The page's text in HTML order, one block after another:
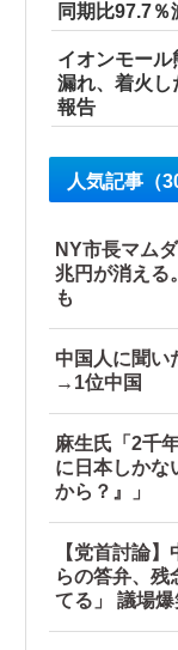
ト陰謀妄想漫画
同期比97.7
イオンモー
漏れ、着火し
報告
人気記事（
NY市長マム
兆円が消える
も
中国人に聞
→1位中国
麻生氏「2千
に日本しか
から？』」
【党首討論
らの答弁、残
てる」 議場爆